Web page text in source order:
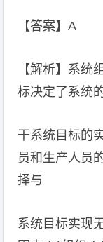
【答案】A
【解析】系统
标决定了系统
干系统目标的
员和生产人员
择与
系统目标实现